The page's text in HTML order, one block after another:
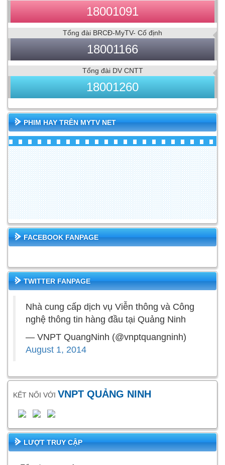
18001091
Tổng đài BRCĐ-MyTV- Cố định
18001166
Tổng đài DV CNTT
18001260
PHIM HAY TRÊN MYTV NET
FACEBOOK FANPAGE
TWITTER FANPAGE
Nhà cung cấp dịch vụ Viễn thông và Công
nghệ thông tin hàng đầu tại Quảng Ninh
— VNPT QuangNinh (@vnptquangninh)
August 1, 2014
KẾT NỐI VỚI VNPT QUẢNG NINH
LƯỢT TRUY CẬP